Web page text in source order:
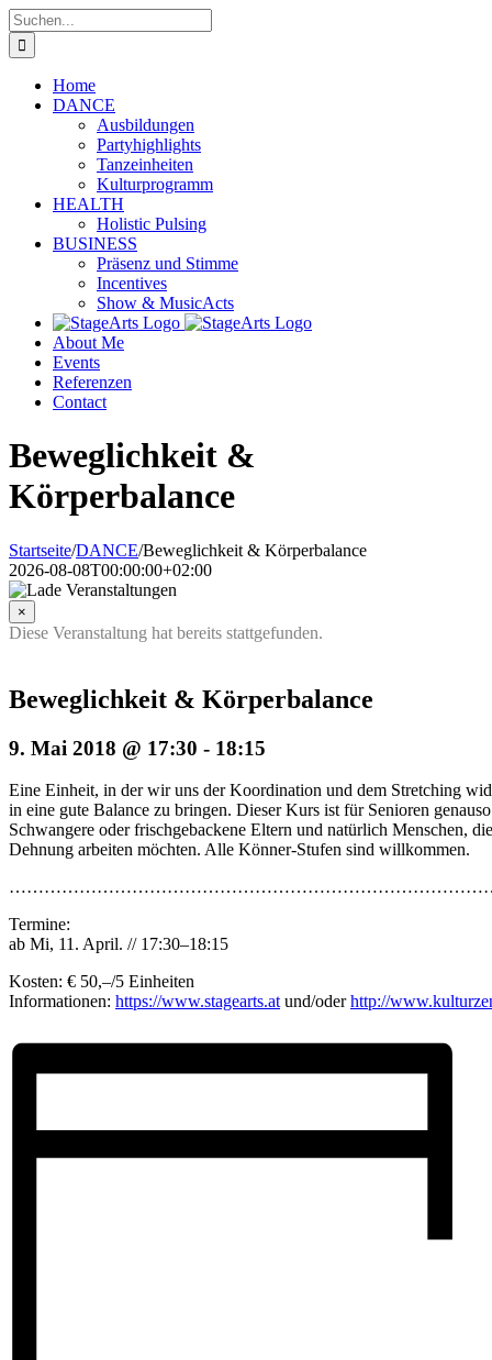
Zum
Inhalt
springen
Suche
nach:
Home
DANCE
Ausbildungen
Partyhighlights
Tanzeinheiten
Kulturprogramm
HEALTH
Holistic Pulsing
BUSINESS
Präsenz und Stimme
Incentives
Show & MusicActs
About Me
Events
Referenzen
Contact
Beweglichkeit &
Körperbalance
Startseite/DANCE/Beweglichkeit & Körperbalance
2026-08-08T00:00:00+02:00
×
Diese Veranstaltung hat bereits stattgefunden.
Beweglichkeit & Körperbalance
9. Mai 2018 @ 17:30 - 18:15
Eine Einheit, in der wir uns der Koordination und dem Stretching
in eine gute Balance zu bringen. Dieser Kurs ist für Senioren
Schwangere oder frischgebackene Eltern und natürlich Menschen,
Dehnung arbeiten möchten. Alle Könner-Stufen sind willkommen.
Termine:
ab Mi, 11. April. // 17:30–18:15
Kosten: € 50,–/5 Einheiten
Informationen: https://www.stagearts.atund/oderhttp://